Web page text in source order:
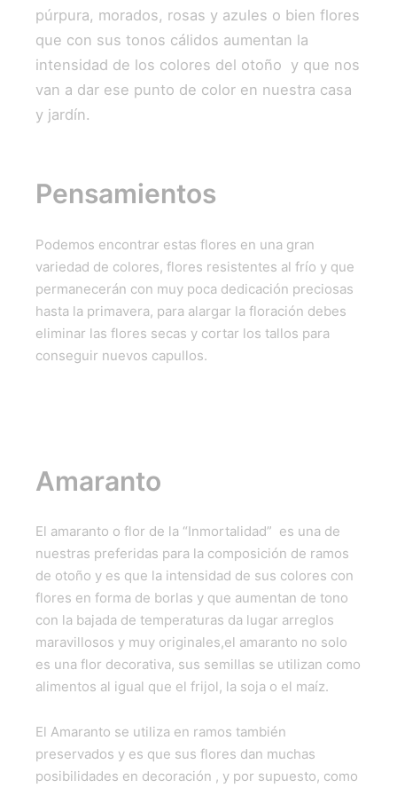
púrpura, morados, rosas y azules o bien flores
que con sus tonos cálidos aumentan la
intensidad de los colores del otoño y que nos
van a dar ese punto de color en nuestra casa
y jardín.
Pensamientos
Podemos encontrar estas flores en una gran
variedad de colores, flores resistentes al frío y que
permanecerán con muy poca dedicación preciosas
hasta la primavera, para alargar la floración debes
eliminar las flores secas y cortar los tallos para
conseguir nuevos capullos.
Amaranto
El amaranto o flor de la “Inmortalidad” es una de
nuestras preferidas para la composición de ramos
de otoño y es que la intensidad de sus colores con
flores en forma de borlas y que aumentan de tono
con la bajada de temperaturas da lugar arreglos
maravillosos y muy originales,el amaranto no solo
es una flor decorativa, sus semillas se utilizan como
alimentos al igual que el frijol, la soja o el maíz.
El Amaranto se utiliza en ramos también
preservados y es que sus flores dan muchas
posibilidades en decoración , y por supuesto, como